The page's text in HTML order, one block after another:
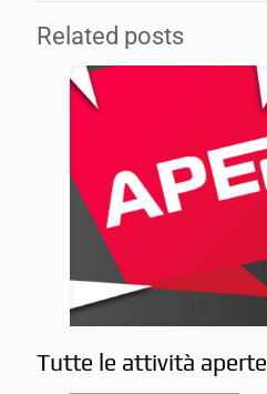
Related posts
Tutte le attività aperte